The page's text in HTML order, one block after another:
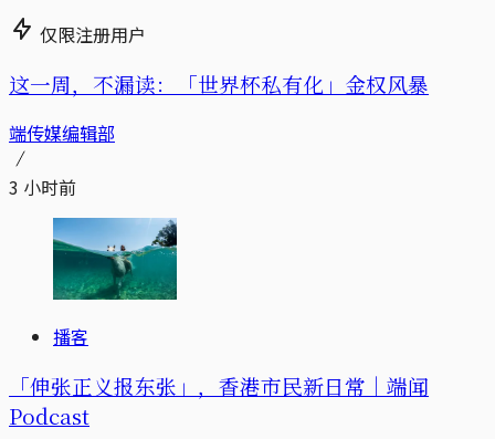
仅限注册用户
这一周，不漏读：「世界杯私有化」金权风暴
端传媒编辑部
3 小时前
播客
「伸张正义报东张」，香港市民新日常｜端闻
Podcast